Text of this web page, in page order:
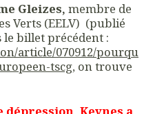
Gleizes, membre de
Verts (EELV) (publié
billet précédent :
article/070912/pourqu
tscg, on trouve
dépression, Keynes a